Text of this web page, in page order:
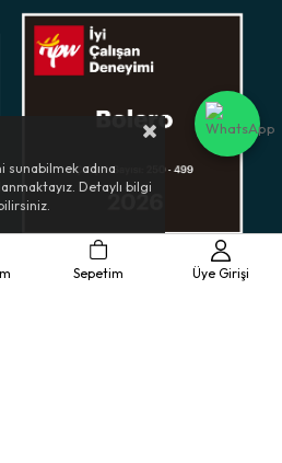
sunabilmek adına
Detaylı bilgi
Sepetim Üye Girişi